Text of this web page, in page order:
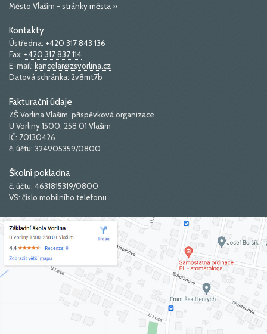
Město Vlašim - stránky města »
Kontakty
Ústředna: +420 317 843 136
Fax: +420 317 837 114
E-mail: kancelar@zsvorlina.cz
Datová schránka: 2v8mt7b
Fakturační údaje
ZŠ Vorlina Vlašim, příspěvková organizace
U Vorliny 1500, 258 01 Vlašim
IČ: 70130426
č. účtu: 324905359/0800
Školní pokladna
č. účtu: 4631815319/0800
VS: číslo mobilního telefonu